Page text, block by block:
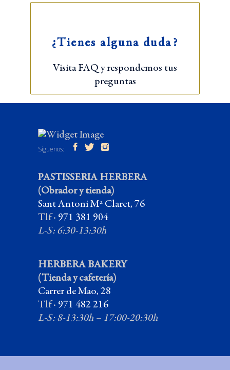
¿Tienes alguna duda?
Visita FAQ y respondemos tus
preguntas
Síguenos:
PASTISSERIA HERBERA
(Obrador y tienda)
Sant Antoni Mª Claret, 76
Tlf · 971 381 904
L-S: 6:30-13:30h
HERBERA BAKERY
(Tienda y cafetería)
Carrer de Mao, 28
Tlf · 971 482 216
L-S: 8-13:30h – 17:00-20:30h